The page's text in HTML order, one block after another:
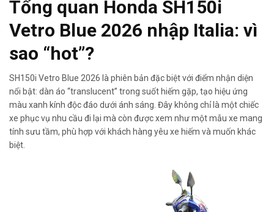
Tổng quan Honda SH150i
Vetro Blue 2026 nhập Italia: vì
sao “hot”?
SH150i Vetro Blue 2026 là phiên bản đặc biệt với điểm nhận diện
nổi bật: dàn áo “translucent” trong suốt hiếm gặp, tạo hiệu ứng
màu xanh kính độc đáo dưới ánh sáng. Đây không chỉ là một chiếc
xe phục vụ nhu cầu đi lại mà còn được xem như một mẫu xe mang
tính sưu tầm, phù hợp với khách hàng yêu xe hiếm và muốn khác
biệt.